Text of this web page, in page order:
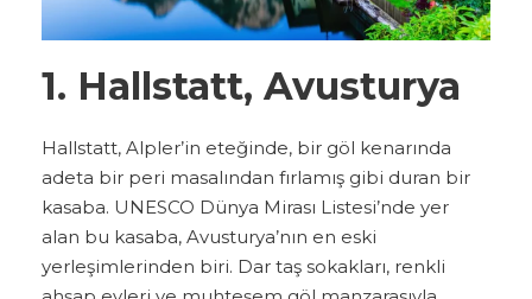
1. Hallstatt, Avusturya
Hallstatt, Alpler’in eteğinde, bir göl kenarında
adeta bir peri masalından fırlamış gibi duran bir
kasaba. UNESCO Dünya Mirası Listesi’nde yer
alan bu kasaba, Avusturya’nın en eski
yerleşimlerinden biri. Dar taş sokakları, renkli